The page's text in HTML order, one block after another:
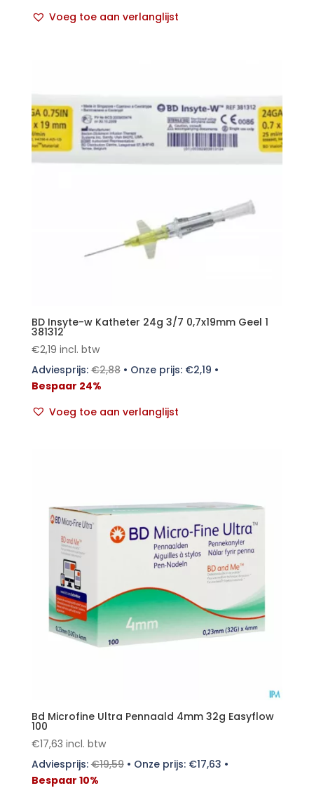
Voeg toe aan verlanglijst
BD Insyte-w Katheter 24g 3/7 0,7x19mm Geel 1
381312
€2,19 incl. btw
Adviesprijs:€2,88• Onze prijs: €2,19 •
Bespaar 24%
Voeg toe aan verlanglijst
Bd Microfine Ultra Pennaald 4mm 32g Easyflow
100
€17,63 incl. btw
Adviesprijs:€19,59• Onze prijs: €17,63 •
Bespaar 10%